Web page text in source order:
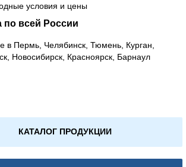
условия и цены
по всей России
в Пермь, Челябинск, Тюмень, Курган,
Новосибирск, Красноярск, Барнаул
КАТАЛОГ ПРОДУКЦИИ